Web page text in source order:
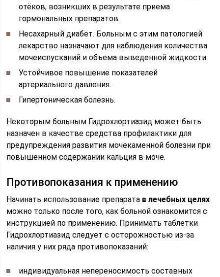
отёков, возникших в результате приема
гормональных препаратов.
Несахарный диабет. Больным с этим патологией
лекарство назначают для наблюдения количества
мочеиспусканий и объема выведенной жидкости.
Устойчивое повышение показателей
артериального давления.
Гипертоническая болезнь.
Некоторым больным Гидрохлортиазид может быть
назначен в качестве средства профилактики для
предупреждения развития мочекаменной болезни при
повышенном содержании кальция в моче.
Противопоказания к применению
Начинать использование препарата в лечебных целях
можно только после того, как больной ознакомится с
инструкцией по применению. Принимать таблетки
Гидрохлортиазид следует с осторожностью из-за
наличия у них ряда противопоказаний:
индивидуальная непереносимость составных